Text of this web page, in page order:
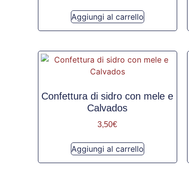
Aggiungi al carrello
Confettura di sidro con mele e
Calvados
3,50€
Aggiungi al carrello